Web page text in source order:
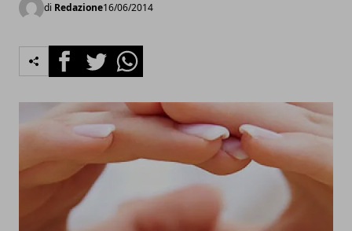
di Redazione16/06/2014
FacebookTwitterWhatsapp